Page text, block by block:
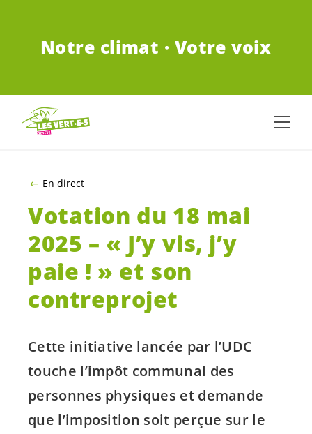
Notre climat · Votre voix
En direct
Votation du 18 mai
2025 – « J’y vis, j’y
paie ! » et son
contreprojet
Cette initiative lancée par l’UDC
touche l’impôt communal des
personnes physiques et demande
que l’imposition soit perçue sur le